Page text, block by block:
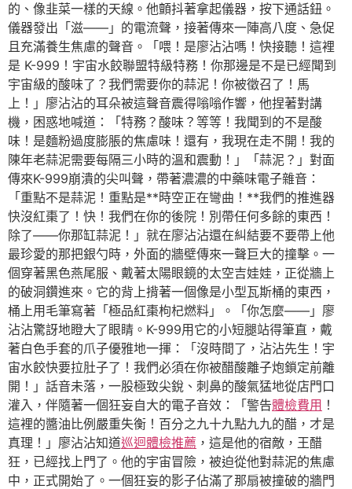
的、像韭菜一樣的天線。他顫抖著拿起儀器，按下通話鈕。
儀器發出「滋——」的電流聲，接著傳來一陣高八度、急促
且充滿養生焦慮的聲音。「喂！是廖沾沾嗎！快接聽！這裡
是 K-999！宇宙水餃聯盟特級特務！你那邊是不是已經聞到
宇宙級的酸味了？我們需要你的蒜泥！你被徵召了！馬
上！」廖沾沾的耳朵被這聲音震得嗡嗡作響，他捏著對講
機，困惑地喊道：「特務？酸味？等等！我聞到的不是酸
味！是麵粉過度膨脹的焦慮味！還有，我現在走不開！我的
陳年老蒜泥需要每隔三小時的溫和震動！」「蒜泥？」對面
傳來K-999崩潰的尖叫聲，帶著濃濃的中藥味電子雜音：
「重點不是蒜泥！重點是**時空正在彎曲！**我們的推進器
快沒紅棗了！快！我們在你的後院！別帶任何多餘的東西！
除了——你那缸蒜泥！」就在廖沾沾還在糾結要不要帶上他
最珍愛的那把銀勺時，外面的牆壁傳來一聲巨大的撞擊。一
個穿著黑色燕尾服、戴著太陽眼鏡的太空吉娃娃，正從牆上
的破洞鑽進來。它的背上揹著一個像是小型瓦斯桶的東西，
桶上用毛筆寫著「極品紅棗枸杞燃料」。「你怎麼——」廖
沾沾驚訝地瞪大了眼睛。K-999用它的小短腿站得筆直，戴
著白色手套的爪子優雅地一揮：「沒時間了，沾沾先生！宇
宙水餃快要拉肚子了！我們必須在你被醋酸離子炮鎖定前離
開！」話音未落，一股極致尖銳、刺鼻的酸氣猛地從店門口
灌入，伴隨著一個狂妄自大的電子音效：「警告體檢費用 ！
這裡的醬油比例嚴重失衡！百分之九十九點九九的醋，才是
真理！」廖沾沾知道巡迴體檢推薦 ，這是他的宿敵，王醋
狂，已經找上門了。他的宇宙冒險，被迫從他對蒜泥的焦慮
中，正式開始了。一個狂妄的影子佔滿了那扇被撞破的牆門